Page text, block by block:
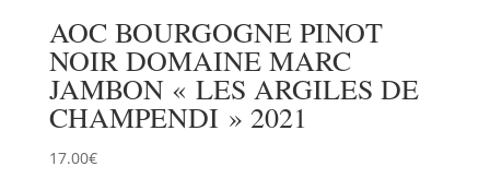
AOC BOURGOGNE PINOT
NOIR DOMAINE MARC
JAMBON « LES ARGILES DE
CHAMPENDI » 2021
17.00€